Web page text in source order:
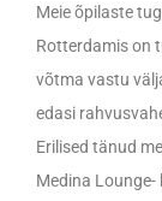
Meie õpilaste
Rotterdamis on
võtma vastu
edasi
Erilised tänud
Medina Lounge-